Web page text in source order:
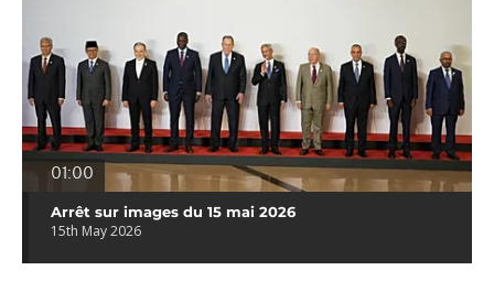
01:00
Arrêt sur images du 15 mai 2026
15th May 2026